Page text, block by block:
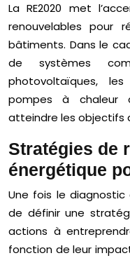
La RE2020 met
renouvelables pour
bâtiments. Dans le
de systèmes
photovoltaïques,
pompes à chaleur
atteindre les objectifs
Stratégies de
énergétique
Une fois le
de définir une
actions à
fonction de leur